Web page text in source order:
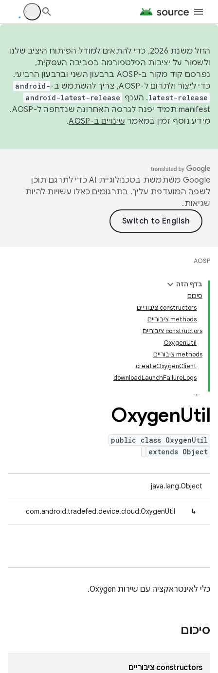
החל משנת 2026, כדי להתאים למודל הפיתוח היציב שלנו
ולשמור על יציבות הפלטפורמה בסביבה העסקית,
נפרסם קוד מקור ב-AOSP ברבעון השני וברבעון הרביעי.
כדי ליצור ולתרום ל-AOSP, צריך להשתמש ב-
android-
latest-release. הענף android-latest-release
manifest תמיד יפנה לגרסה האחרונה שנדחפה ל-AOSP.
מידע נוסף זמין במאמר שינויים ב-AOSP .
‫Google משתמשת בטכנולוגיית AI כדי לתרגם תוכן
לשפה המועדפת עליך. בתרגומים כאלו עשויות להיות
שגיאות.
AOSP
בדף הזה
סיכום
‫constructors ציבוריים
‫methods ציבוריים
‫constructors ציבוריים
OxygenUtil
‫methods ציבוריים
createOxygenClient
downloadLaunchFailureLogs
OxygenUtil
public class OxygenUtil
extends Object
java.lang.Object
↳
com.android.tradefed.device.cloud.OxygenUtil
כלי לאינטראקציה עם שירות Oxygen.
סיכום
‫constructors ציבוריים